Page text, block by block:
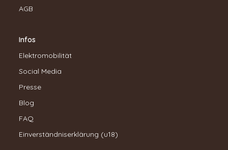
AGB
Infos
Elektromobilität
Social Media
Presse
Blog
FAQ
Einverständniserklärung (u18)